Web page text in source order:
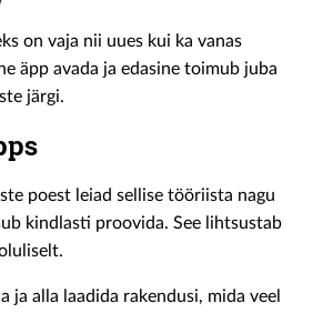
on vaja nii uues kui ka vanas
äpp avada ja edasine toimub juba
järgi.
poest leiad sellise tööriista nagu
kindlasti proovida. See lihtsustab
ja alla laadida rakendusi, mida veel